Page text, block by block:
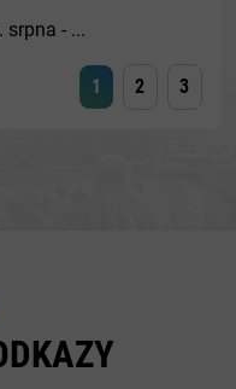
- ...
1 2 3